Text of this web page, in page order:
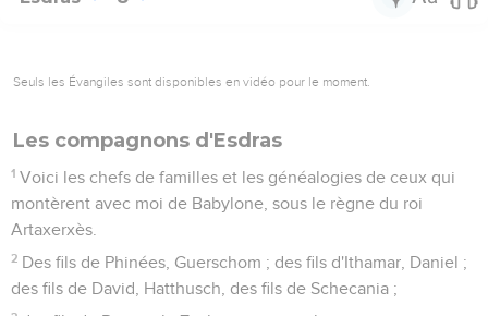
Seuls les Évangiles sont disponibles en vidéo pour le moment.
Les compagnons d'Esdras
1 Voici les chefs de familles et les généalogies de ceux qui
montèrent avec moi de Babylone, sous le règne du roi
Artaxerxès.
2 Des fils de Phinées, Guerschom ; des fils d'Ithamar, Daniel ;
des fils de David, Hatthusch, des fils de Schecania ;